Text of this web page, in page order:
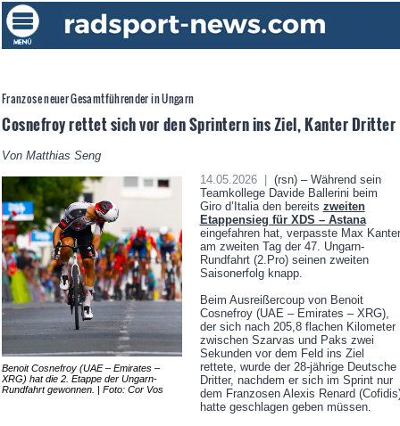
Franzose neuer Gesamtführender in Ungarn
Cosnefroy rettet sich vor den Sprintern ins Ziel, Kanter Dritter
Von Matthias Seng
Benoit Cosnefroy (UAE – Emirates –
XRG) hat die 2. Etappe der Ungarn-
Rundfahrt gewonnen. | Foto: Cor Vos
14.05.2026 |
(rsn) – Während sein
Teamkollege Davide Ballerini beim
Giro d’Italia den bereits zweiten
Etappensieg für XDS – Astana
eingefahren hat, verpasste Max Kanter
am zweiten Tag der 47. Ungarn-
Rundfahrt (2.Pro) seinen zweiten
Saisonerfolg knapp.
Beim Ausreißercoup von Benoit
Cosnefroy (UAE – Emirates – XRG),
der sich nach 205,8 flachen Kilometer
zwischen Szarvas und Paks zwei
Sekunden vor dem Feld ins Ziel
rettete, wurde der 28-jährige Deutsche
Dritter, nachdem er sich im Sprint nur
dem Franzosen Alexis Renard
hatte geschlagen geben müssen.